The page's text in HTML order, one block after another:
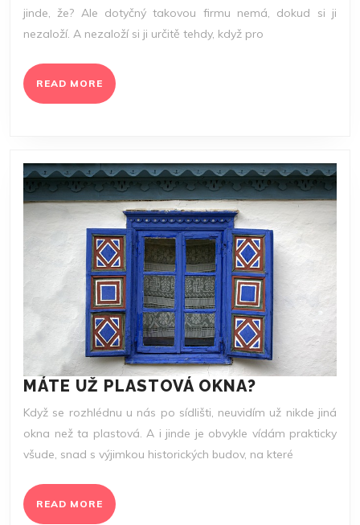
jinde, že? Ale dotyčný takovou firmu nemá, dokud si ji
nezaloží. A nezaloží si ji určitě tehdy, když pro
READ MORE READ
MORE
MÁTE UŽ PLASTOVÁ OKNA?
UŽ
PLASTOVÁ
OKNA?
Když se rozhlédnu u nás po sídlišti, neuvidím už nikde jiná
okna než ta plastová. A i jinde je obvykle vídám prakticky
všude, snad s výjimkou historických budov, na které
READ MORE READ
MORE